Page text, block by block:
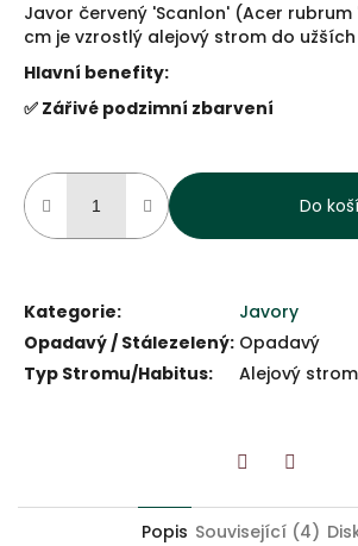
Do
Javor červený 'Scanlon' (Acer rubrum
cm je vzrostlý alejový strom do
Hlavní benefity:
✅ Zářivé podzimní zbarvení
Kategorie:
Javory
Opadavý / Stálezelený: Opadavý
Typ Stromu/Habitus: Alejový strom
Popis Související (4)